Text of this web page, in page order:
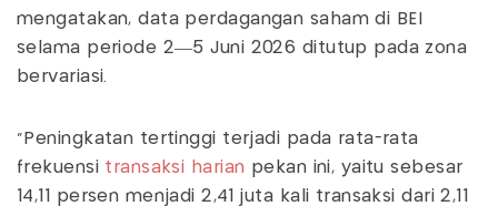
mengatakan, data perdagangan saham di BEI
selama periode 2—5 Juni 2026 ditutup pada zona
bervariasi.
"Peningkatan tertinggi terjadi pada rata-rata
frekuensi transaksi harian pekan ini, yaitu sebesar
14,11 persen menjadi 2,41 juta kali transaksi dari 2,11